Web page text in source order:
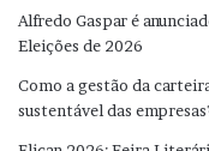
Alfredo Gaspar é
Eleições de 2026
Como a gestão da
sustentável das